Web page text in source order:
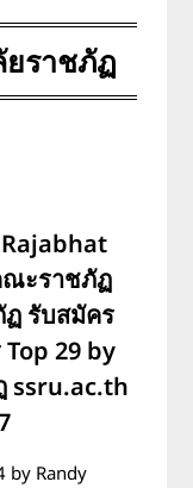
ราชภัฏ
ะราชภัฏ
รับสมัคร
29 by
ssru.ac.th
by Randy